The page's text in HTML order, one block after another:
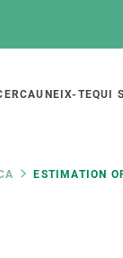
UNEIX-TEQUI
ESTIMATION